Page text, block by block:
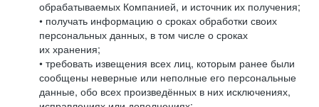
обрабатываемых Компанией, и источник их получения;
• получать информацию о сроках обработки своих
персональных данных, в том числе о сроках
их хранения;
• требовать извещения всех лиц, которым ранее были
сообщены неверные или неполные его персональные
данные, обо всех произведённых в них исключениях,